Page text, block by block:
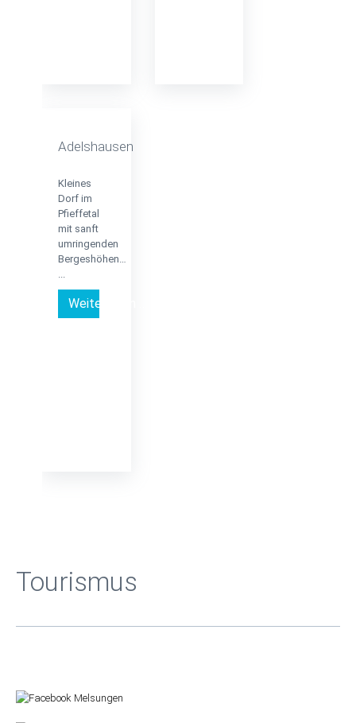
Adelshausen
Kleines
Dorf im
Pfieffetal
mit sanft
umringenden
Bergeshöhen…
...
Weiterlesen …
Tourismus